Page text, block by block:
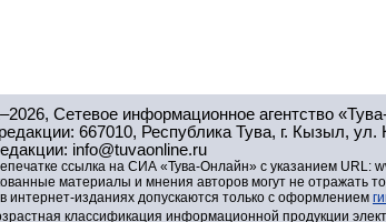
Сетевое информационное агентство
667010, Республика Тува, г. Кызыл, ул.
info@tuvaonline.ru
ссылка на СИА «Тува-Онлайн» с указанием URL:
материалы и мнения авторов могут не отражать
интернет-изданиях допускаются только с оформлением
классификация информационной продукции